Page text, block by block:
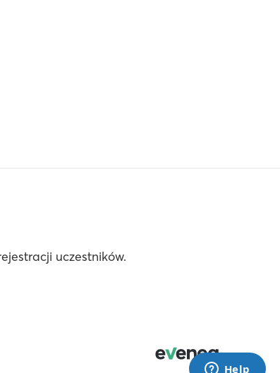
uczestników.